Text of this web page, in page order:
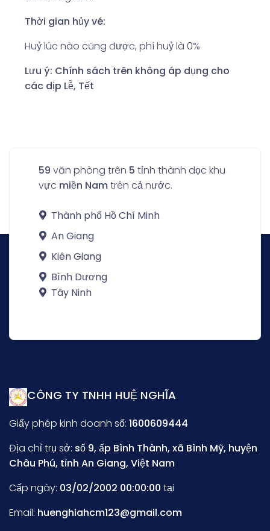
Thời gian hủy vé:
Huỷ lúc nào cũng được, phí huỷ là 0%
Lưu ý: Chính sách trên không áp dụng cho
các dịp Lễ, Tết
59 văn phòng trên 5 tỉnh thành dọc khu
vực miền Namtrên cả nước.
Thành phố Hồ Chí Minh
An Giang
Kiên Giang
Bình Dương
Tây Ninh
CÔNG TY TNHH HUỆ NGHĨA
Giấy phép kinh doanh số: 1600609444
Địa chỉ trụ sở: số 9, ấp Bình Thành, xã Bình Mỹ, huyện
Châu Phú, tỉnh An Giang, Việt Nam
Cấp ngày: 03/02/2002 00:00:00 tại
Email: huenghiahcm123@gmail.com